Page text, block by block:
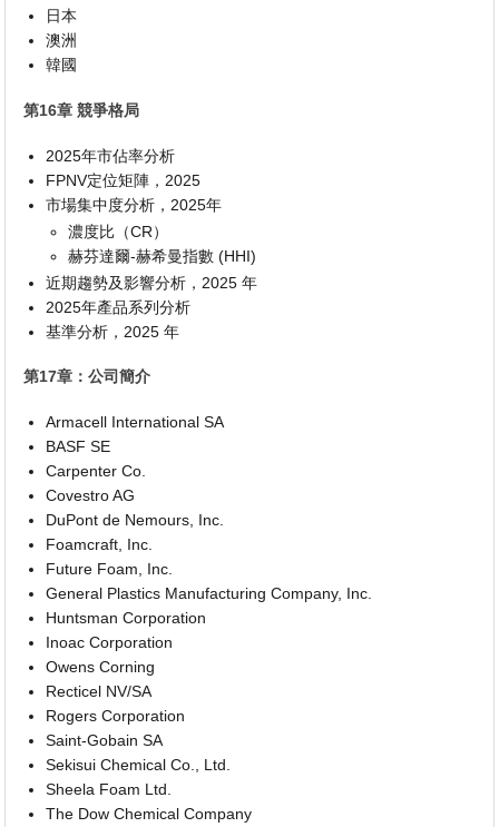
日本
澳洲
韓國
第16章 競爭格局
2025年市佔率分析
FPNV定位矩陣，2025
市場集中度分析，2025年
濃度比（CR）
赫芬達爾-赫希曼指數 (HHI)
近期趨勢及影響分析，2025 年
2025年產品系列分析
基準分析，2025 年
第17章：公司簡介
Armacell International SA
BASF SE
Carpenter Co.
Covestro AG
DuPont de Nemours, Inc.
Foamcraft, Inc.
Future Foam, Inc.
General Plastics Manufacturing Company, Inc.
Huntsman Corporation
Inoac Corporation
Owens Corning
Recticel NV/SA
Rogers Corporation
Saint-Gobain SA
Sekisui Chemical Co., Ltd.
Sheela Foam Ltd.
The Dow Chemical Company